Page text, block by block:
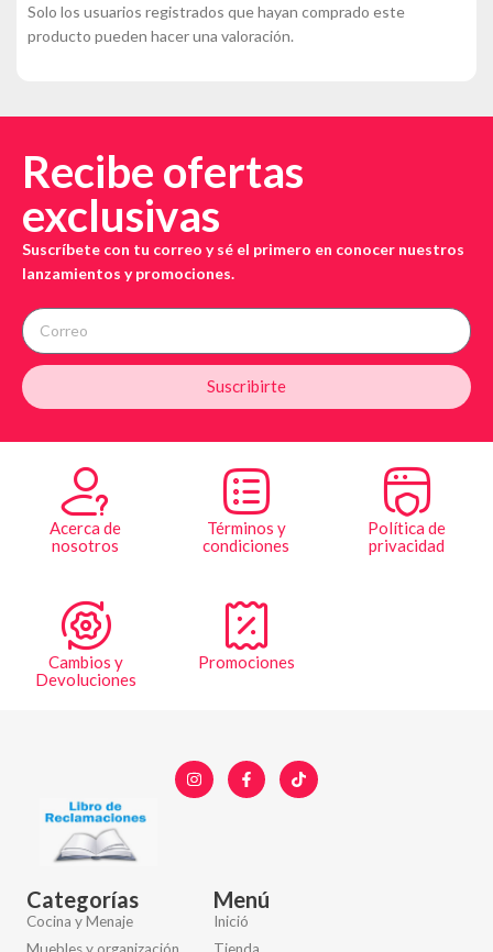
Solo los usuarios registrados que hayan comprado este
producto pueden hacer una valoración.
Recibe ofertas
exclusivas
Suscríbete con tu correo y sé el primero en conocer nuestros
lanzamientos y promociones.
Suscribirte
Acerca de
nosotros
Términos y
condiciones
Política de
privacidad
Cambios y
Devoluciones
Promociones
Categorías
Cocina y Menaje
Menú
Inició